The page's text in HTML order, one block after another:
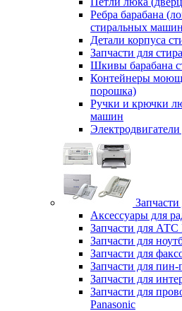
Ребра барабана
стиральных машин
Детали корпуса
Запчасти для
Шкивы барабана
Контейнеры
порошка)
Ручки и крючки
машин
Аксессуары для
Запчасти для АТС
Запчасти для
Запчасти для
Запчасти для пин-
Запчасти для
Запчасти для
Panasonic